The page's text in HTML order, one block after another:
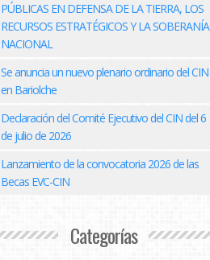
PÚBLICAS EN DEFENSA DE LA TIERRA, LOS
RECURSOS ESTRATÉGICOS Y LA SOBERANÍA
NACIONAL
Se anuncia un nuevo plenario ordinario del CIN
en Bariolche
Declaración del Comité Ejecutivo del CIN del 6
de julio de 2026
Lanzamiento de la convocatoria 2026 de las
Becas EVC-CIN
Categorías